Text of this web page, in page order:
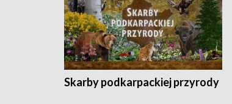
Skarby podkarpackiej przyrody